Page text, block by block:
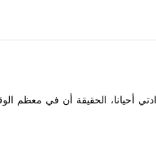
أحيانا، الحقيقة أن في معظم